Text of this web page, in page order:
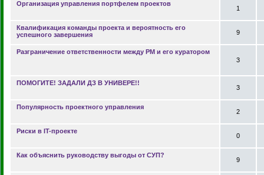
Организация управления портфелем проектов
1
Квалификация команды проекта и вероятность его
успешного завершения
9
Разграничение ответственности между PM и его куратором
3
ПОМОГИТЕ! ЗАДАЛИ ДЗ В УНИВЕРЕ!!
3
Популярность проектного управления
2
Риски в IT-проекте
0
Как объяснить руководству выгоды от СУП?
9